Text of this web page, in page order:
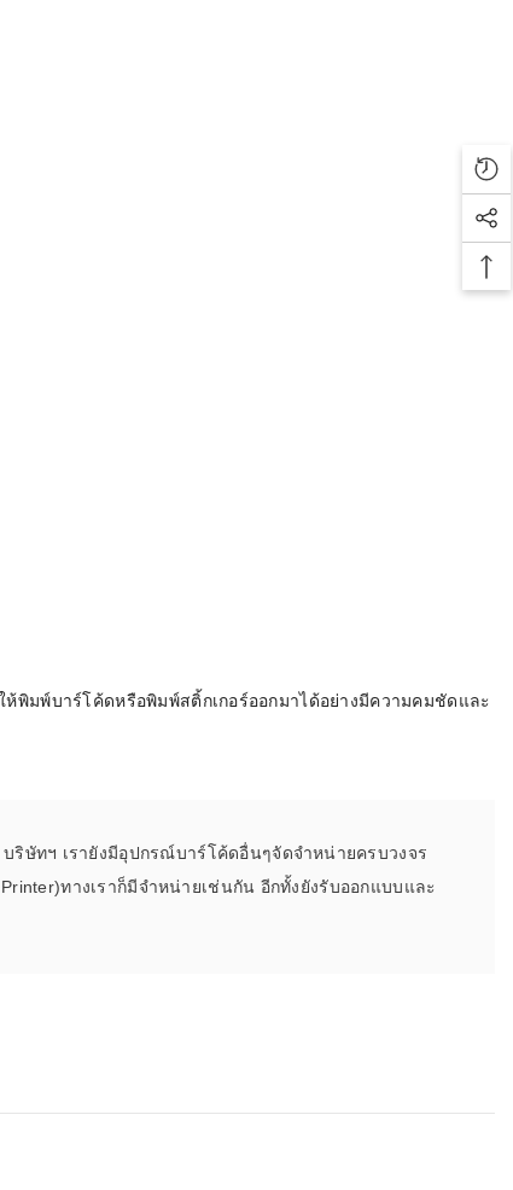
ห้พิมพ์บาร์โค้ดหรือพิมพ์สติ้กเกอร์ออกมาได้อย่างมีความคมชัดและ
ริษัทฯ เรายังมีอุปกรณ์บาร์โค้ดอื่นๆจัดจำหน่ายครบวงจร
ทางเราก็มีจำหน่ายเช่นกัน อีกทั้งยังรับออกแบบและ